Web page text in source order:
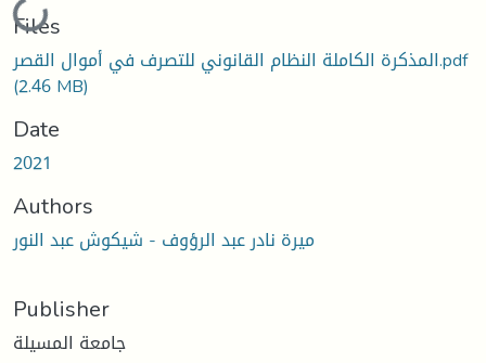
Loading...
Files
المذكرة الكاملة النظام القانوني للتصرف في أموال القصر.pdf
(2.46 MB)
Date
2021
Authors
ميرة نادر عبد الرؤوف - شيكوش عبد النور
Publisher
جامعة المسيلة